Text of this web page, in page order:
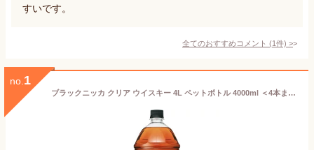
すいです。
全てのおすすめコメント (1件) >
no. 1
ブラックニッカ クリア ウイスキー 4L ペットボトル 4000ml ＜4本まで同梱可＞［サントリー ニッカ 国産 ウイスキー 大容量 家飲み 業務用 ハイボール ］